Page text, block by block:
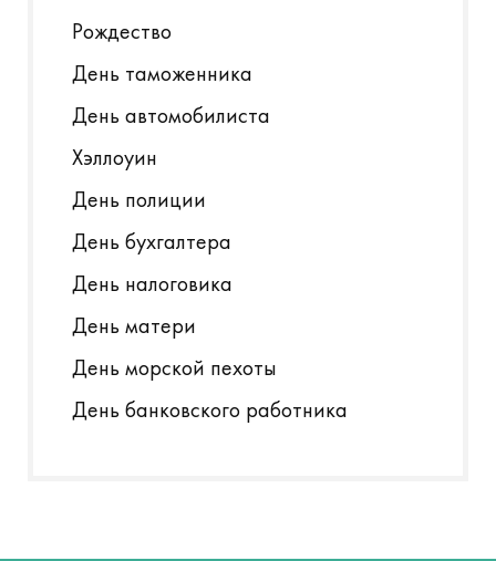
Рождество
День таможенника
День автомобилиста
Хэллоуин
День полиции
День бухгалтера
День налоговика
День матери
День морской пехоты
День банковского работника